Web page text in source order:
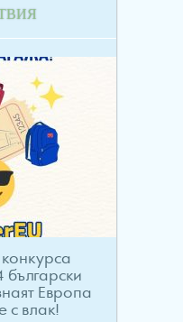
конкурса
български
Европа
с влак!